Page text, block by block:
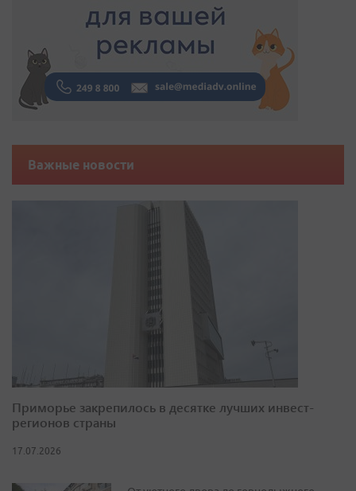
Важные новости
Приморье закрепилось в десятке лучших инвест-
регионов страны
17.07.2026